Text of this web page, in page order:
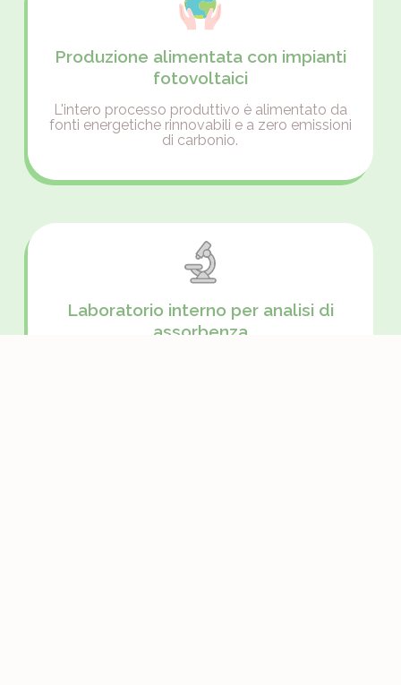
Produzione alimentata con impianti
fotovoltaici
L'intero processo produttivo è alimentato da
fonti energetiche rinnovabili e a zero emissioni
di carbonio.
Laboratorio interno per analisi di
assorbenza